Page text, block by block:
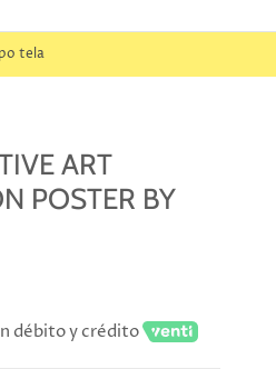
tela
ART
POSTER BY
débito y crédito